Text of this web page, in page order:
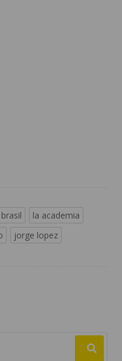
brasil
la academia
jorge lopez